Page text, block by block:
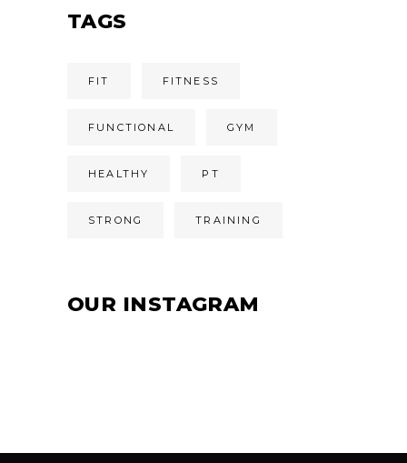
TAGS
FIT FITNESS
FUNCTIONAL GYM
HEALTHY PT
STRONG TRAINING
OUR INSTAGRAM